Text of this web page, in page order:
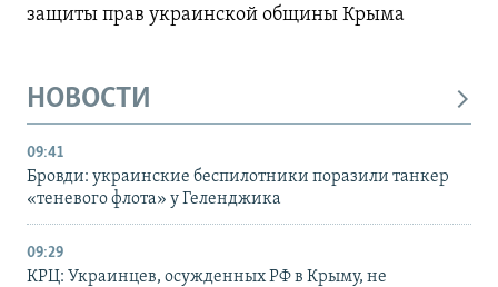
защиты прав украинской общины Крыма
НОВОСТИ
09:41
Бровди: украинские беспилотники поразили танкер
«теневого флота» у Геленджика
09:29
КРЦ: Украинцев, осужденных РФ в Крыму, не